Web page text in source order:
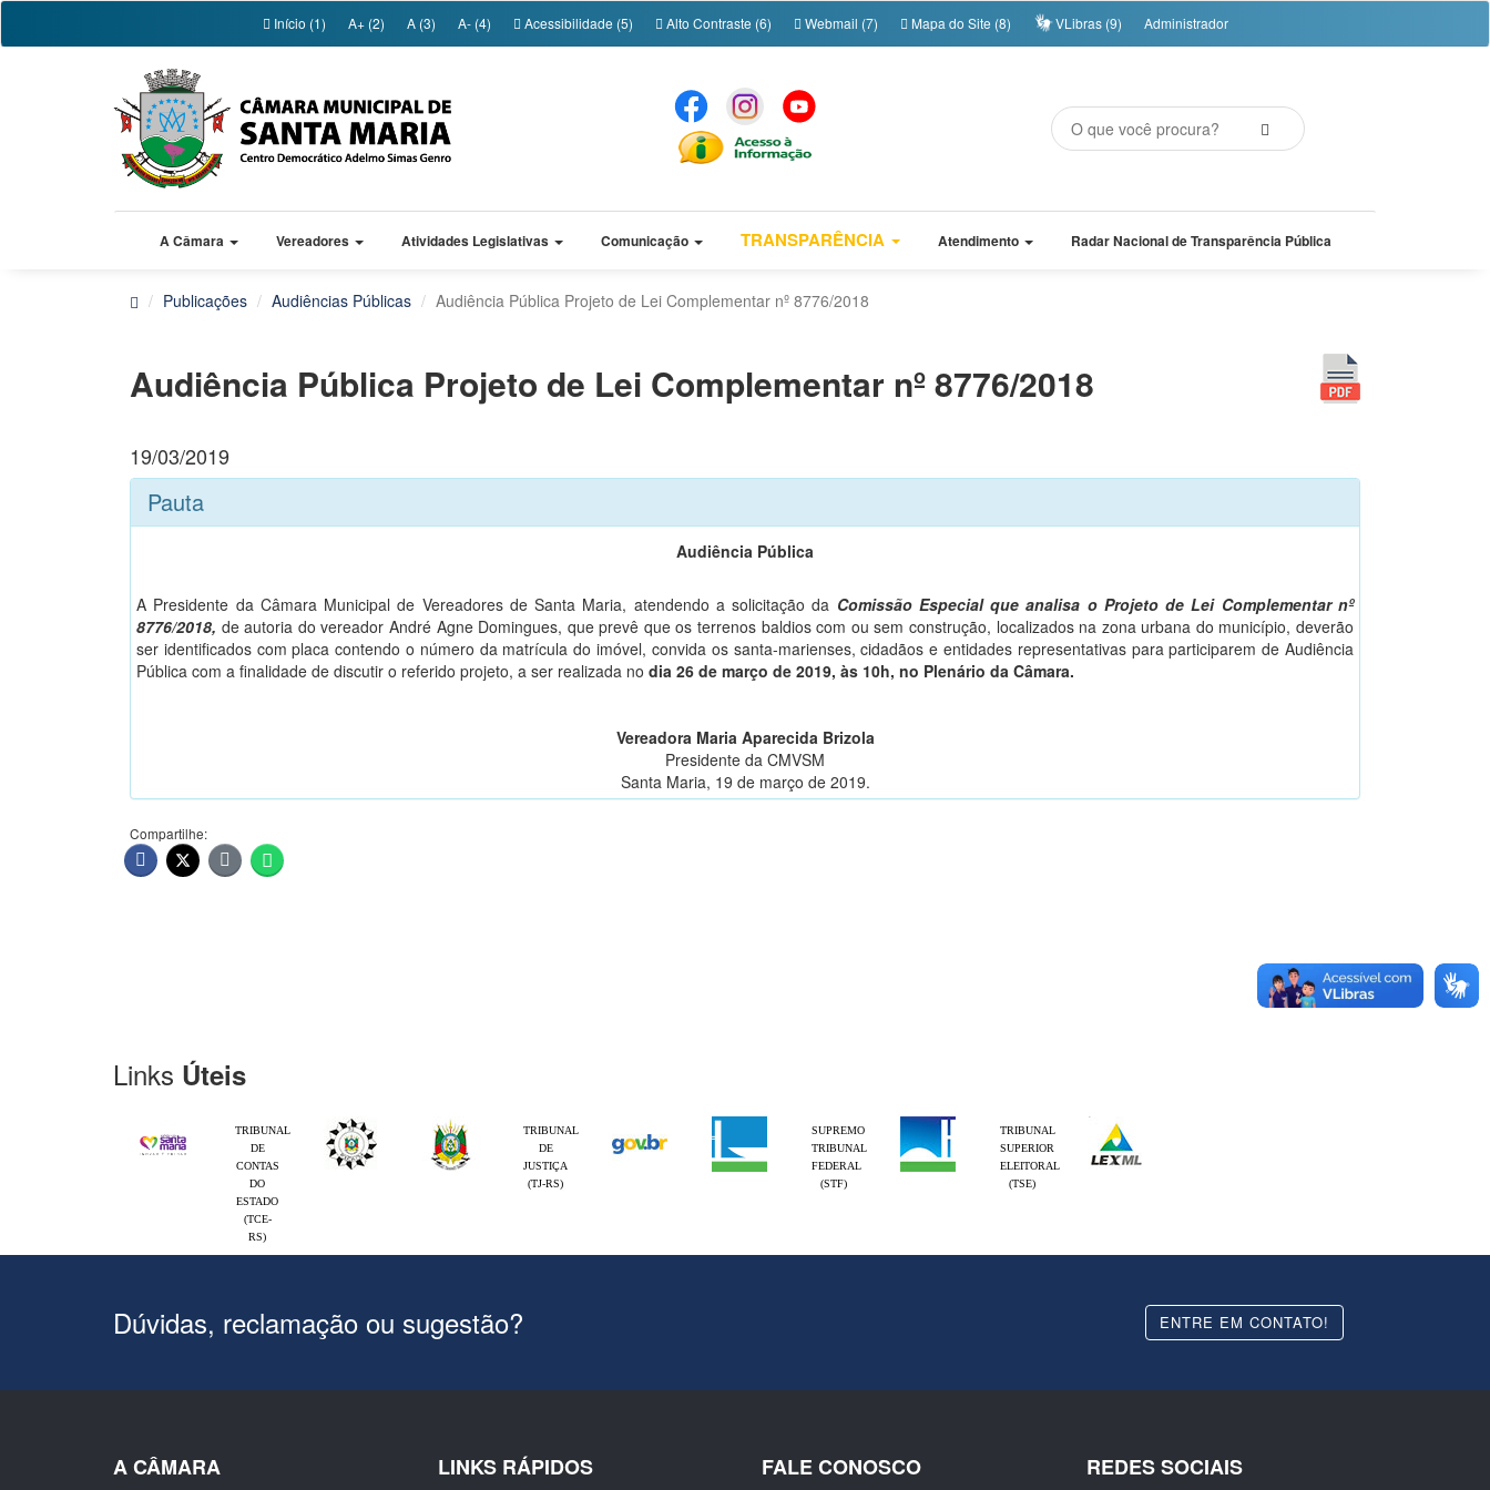
Início (1) A+ (2) A (3) A- (4) Acessibilidade (5) Alto Contraste (6) Webmail (7) Mapa do Site (8) VLibras (9) Administrador
A Câmara Vereadores Atividades Legislativas Comunicação TRANSPARÊNCIA Atendimento Radar Nacional de Transparência Pública
Publicações Audiências Públicas Audiência Pública Projeto de Lei Complementar nº 8776/2018
Audiência Pública Projeto de Lei Complementar nº 8776/2018
19/03/2019
Pauta
Audiência Pública
A Presidente da Câmara Municipal de Vereadores de Santa Maria, atendendo a solicitação da Comissão Especial que analisa o Projeto de Lei Complementar nº
8776/2018, de autoria do vereador André Agne Domingues, que prevê que os terrenos baldios com ou sem construção, localizados na zona urbana do município, deverão
ser identificados com placa contendo o número da matrícula do imóvel, convida os santa-marienses, cidadãos e entidades representativas para participarem de Audiência
Pública com a finalidade de discutir o referido projeto, a ser realizada no dia 26 de março de 2019, às 10h, no Plenário da Câmara.
Vereadora Maria Aparecida Brizola
Presidente da CMVSM
Santa Maria, 19 de março de 2019.
Compartilhe:
Links Úteis
TRIBUNAL
DE
CONTAS
DO
ESTADO
(TCE-
RS)
TRIBUNAL
DE
JUSTIÇA
(TJ-RS)
SUPREMO
TRIBUNAL
FEDERAL
(STF)
TRIBUNAL
SUPERIOR
ELEITORAL
(TSE)
Dúvidas, reclamação ou sugestão? ENTRE EM CONTATO!
A CÂMARA LINKS RÁPIDOS FALE CONOSCO REDES SOCIAIS